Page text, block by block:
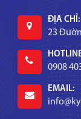
ĐỊA CHỈ:
23
0908
EMAIL: